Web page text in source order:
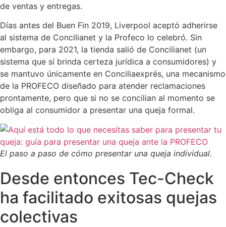
de ventas y entregas.
Días antes del Buen Fin 2019, Liverpool aceptó adherirse
al sistema de Concilianet y la Profeco lo celebró. Sin
embargo, para 2021, la tienda salió de Concilianet (un
sistema que sí brinda certeza jurídica a consumidores) y
se mantuvo únicamente en Conciliaexprés, una mecanismo
de la PROFECO diseñado para atender reclamaciones
prontamente, pero que si no se concilian al momento se
obliga al consumidor a presentar una queja formal.
El paso a paso de cómo presentar una queja individual.
Desde entonces Tec-Check
ha facilitado exitosas quejas
colectivas